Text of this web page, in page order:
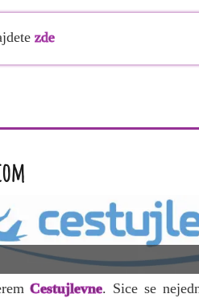
zde
Cestujlevne. Sice se